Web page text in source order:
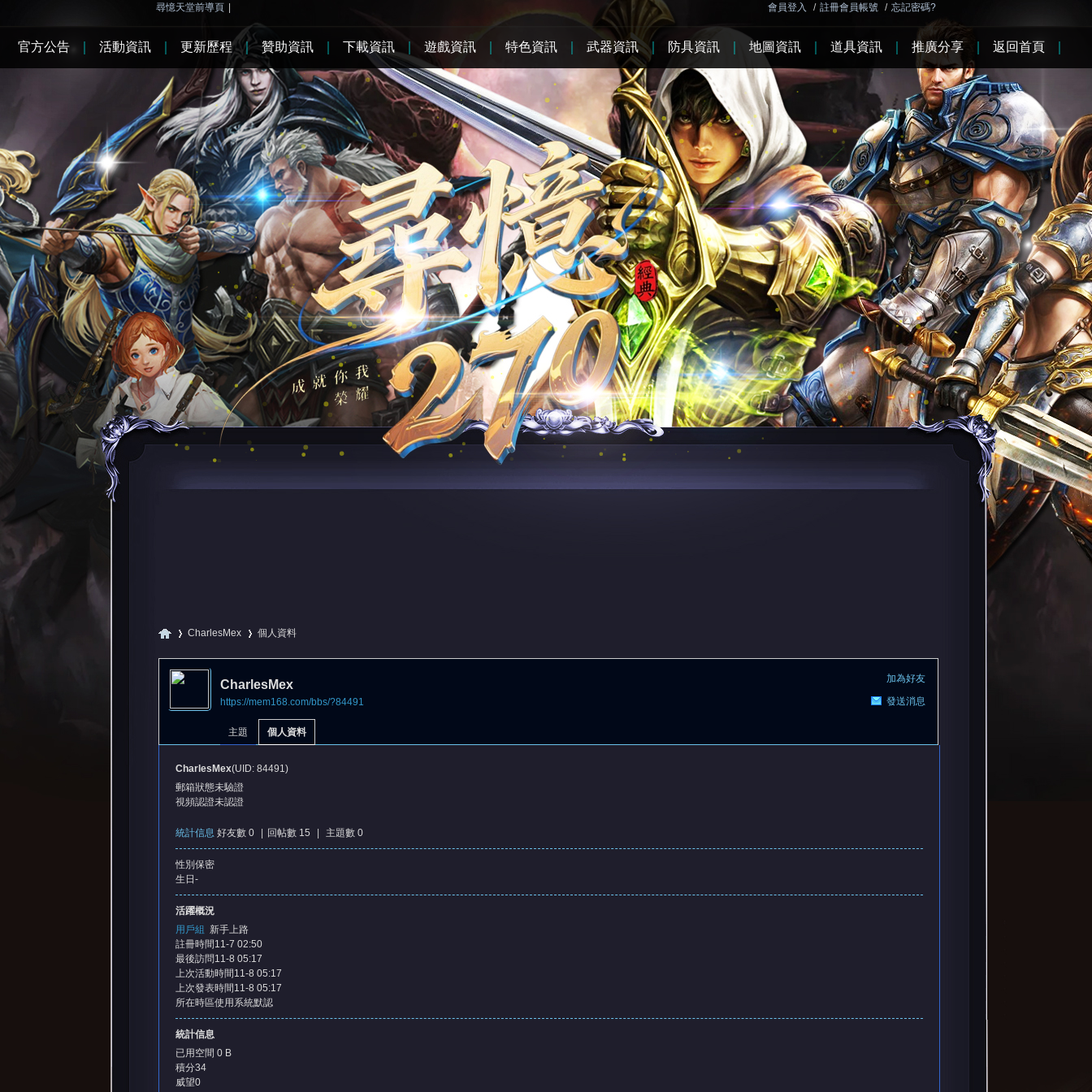
尋憶天堂前導頁 會員登入 / 註冊會員帳號 / 忘記密碼?
CharlesMex
›
個人資料
加為好友
發送消息
CharlesMex
https://mem168.com/bbs/?84491
主題 個人資料
CharlesMex(UID: 84491)
郵箱狀態未驗證
視頻認證未認證
統計信息 好友數 0 回帖數 15 主題數 0
性別 保密
生日 -
活躍概況
用戶組
新手上路
註冊時間 11-7 02:50
最後訪問11-8 05:17
上次活動時間 11-8 05:17
上次發表時間 11-8 05:17
所在時區使用系統默認
統計信息
已用空間 0 B
積分34
威望0